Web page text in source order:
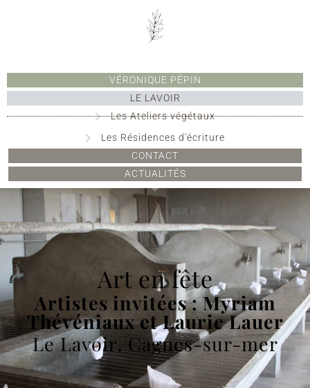
VÉRONIQUE PÉPIN
LE LAVOIR
Les Ateliers végétaux
Les Résidences d'écriture
CONTACT
ACTUALITÉS
Art en fête
Artistes invitées : Myriam
Thévéniaux et Laurie Lauer
Le Lavoir, Cagnes-sur-mer